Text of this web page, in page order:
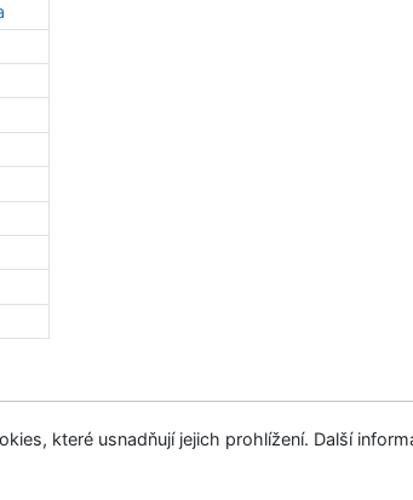
nám Mapa stránek Přístupnost
které usnadňují jejich prohlížení. Další